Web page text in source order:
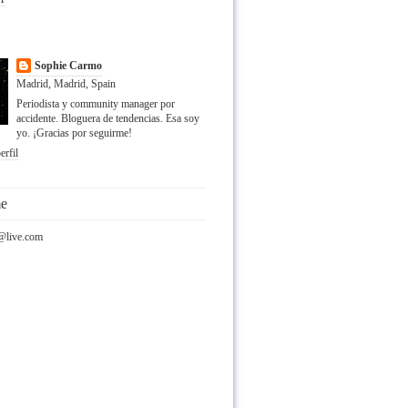
Sophie Carmo
Madrid, Madrid, Spain
Periodista y community manager por
accidente. Bloguera de tendencias. Esa soy
yo. ¡Gracias por seguirme!